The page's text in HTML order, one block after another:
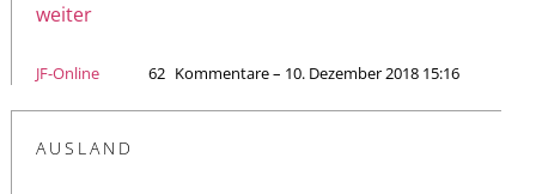
weiter
JF-Online 62 Kommentare – 10. Dezember 2018 15:16
AUSLAND